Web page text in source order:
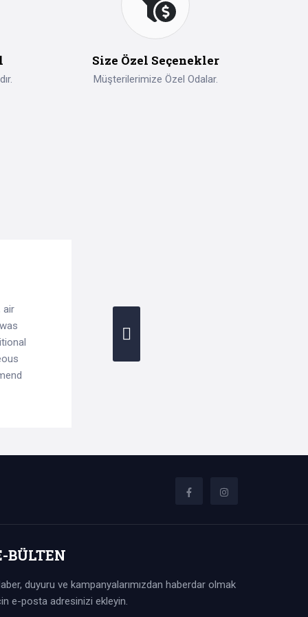
Size Özel Seçenekler
Müşterilerimize Özel Odalar.
air
BÜLTEN
duyuru ve kampanyalarımızdan haberdar olmak
e-posta adresinizi ekleyin.